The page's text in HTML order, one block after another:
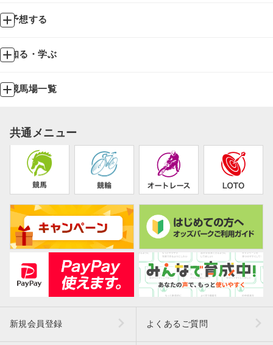
予想する
知る・学ぶ
競馬場一覧
共通メニュー
新規会員登録 よくあるご質問